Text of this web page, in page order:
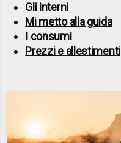
Gli interni
Mi metto alla guida
I consumi
Prezzi e allestimenti